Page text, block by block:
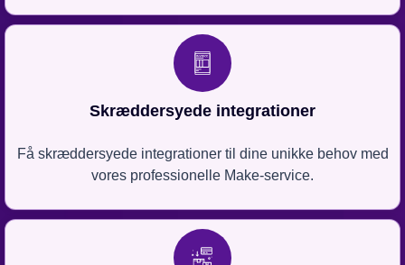
Skræddersyede integrationer
Få skræddersyede integrationer til dine unikke behov med
vores professionelle Make-service.